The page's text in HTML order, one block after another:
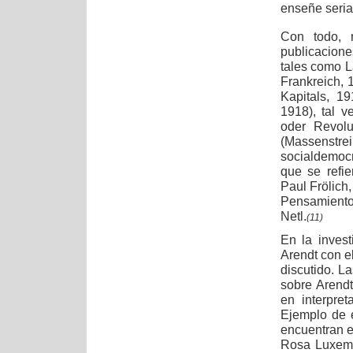
enseñe
Con todo,
tales como
Frankreich,
Kapitals,
1918), tal
oder
que se
Paul
Netl.(11)
En la
Arendt con
discutido.
sobre
en
Ejemplo de
encuentran
Rosa